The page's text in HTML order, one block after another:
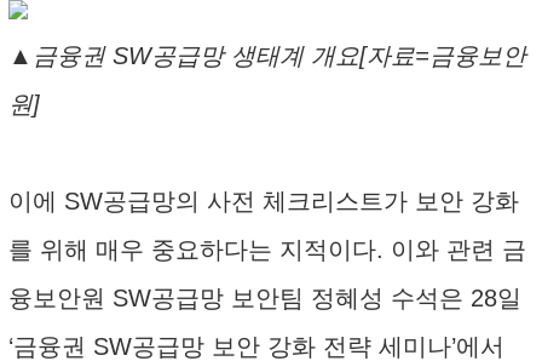
▲금융권 SW공급망 생태계 개요[자료=금융보안
원]
이에 SW공급망의 사전 체크리스트가 보안 강화
를 위해 매우 중요하다는 지적이다. 이와 관련 금
융보안원 SW공급망 보안팀 정혜성 수석은 28일
‘금융권 SW공급망 보안 강화 전략 세미나’에서